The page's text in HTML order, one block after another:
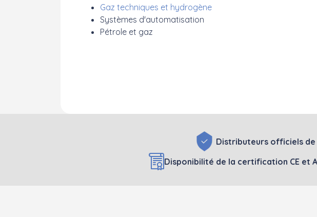
Gaz techniques et hydrogène
Systèmes d'automatisation
Pétrole et gaz
Distributeurs officiels de
Disponibilité de la certification CE et